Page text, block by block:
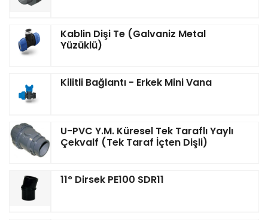
Kablin Dişi Te (Galvaniz Metal
Yüzüklü)
Kilitli Bağlantı - Erkek Mini Vana
U-PVC Y.M. Küresel Tek Taraflı Yaylı
Çekvalf (Tek Taraf İçten Dişli)
11° Dirsek PE100 SDR11